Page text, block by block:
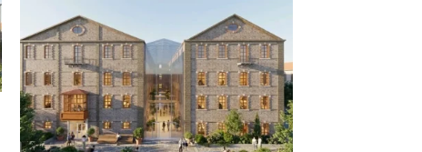
haklarını
güçlendiren yeni bir
dönemin kapılarını
aralıyoruz”
Meclis’te kabul
edildi